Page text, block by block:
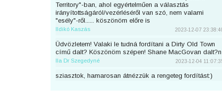
Territory"-ban, ahol egyértelműen a választás
irányítottságáról/vezérléséről van szó, nem valami
"esély"-ről...... köszönöm előre is
Ildikó Kaszás 2023-12-07
Üdvözletem! Valaki le tudná fordítani a Dirty Old Town
című dalt? Köszönöm szépen! Shane MacGovan dalt?n
Ila Dr Szegedyné 2023-12-04
sziasztok, hamarosan átnézzük a rengeteg fordítást:)